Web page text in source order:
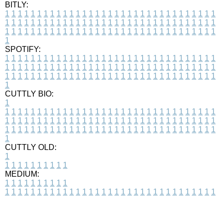
BITLY:
1 1 1 1 1 1 1 1 1 1 1 1 1 1 1 1 1 1 1 1 1 1 1 1 1 1 1 1 1 1 1 1 1
1 1 1 1 1 1 1 1 1 1 1 1 1 1 1 1 1 1 1 1 1 1 1 1 1 1 1 1 1 1 1 1 1
1 1 1 1 1 1 1 1 1 1 1 1 1 1 1 1 1 1 1 1 1 1 1 1 1 1 1 1 1 1 1 1 1
1
SPOTIFY:
1 1 1 1 1 1 1 1 1 1 1 1 1 1 1 1 1 1 1 1 1 1 1 1 1 1 1 1 1 1 1 1 1
1 1 1 1 1 1 1 1 1 1 1 1 1 1 1 1 1 1 1 1 1 1 1 1 1 1 1 1 1 1 1 1 1
1 1 1 1 1 1 1 1 1 1 1 1 1 1 1 1 1 1 1 1 1 1 1 1 1 1 1 1 1 1 1 1 1
1
CUTTLY BIO:
1
1 1 1 1 1 1 1 1 1 1 1 1 1 1 1 1 1 1 1 1 1 1 1 1 1 1 1 1 1 1 1 1 1
1 1 1 1 1 1 1 1 1 1 1 1 1 1 1 1 1 1 1 1 1 1 1 1 1 1 1 1 1 1 1 1 1
1 1 1 1 1 1 1 1 1 1 1 1 1 1 1 1 1 1 1 1 1 1 1 1 1 1 1 1 1 1 1 1 1
1
CUTTLY OLD:
1
1 1 1 1 1 1 1 1 1 1
MEDIUM:
1 1 1 1 1 1 1 1 1 1
1 1 1 1 1 1 1 1 1 1 1 1 1 1 1 1 1 1 1 1 1 1 1 1 1 1 1 1 1 1 1 1 1